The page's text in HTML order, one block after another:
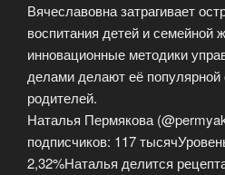
Вячеславовна затрагивает
воспитания детей и семейной
инновационные методики
делами делают её популярной
родителей.
Наталья Пермякова
подписчиков: 117
2,32%Наталья делится